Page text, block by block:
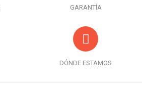
GARANTÍA
DÓNDE ESTAMOS